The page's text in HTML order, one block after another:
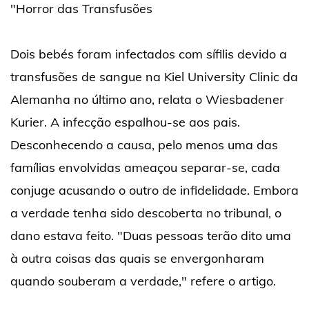
"Horror das Transfusões
Dois bebés foram infectados com sífilis devido a
transfusões de sangue na Kiel University Clinic da
Alemanha no último ano, relata o Wiesbadener
Kurier. A infecção espalhou-se aos pais.
Desconhecendo a causa, pelo menos uma das
famílias envolvidas ameaçou separar-se, cada
conjuge acusando o outro de infidelidade. Embora
a verdade tenha sido descoberta no tribunal, o
dano estava feito. "Duas pessoas terão dito uma
à outra coisas das quais se envergonharam
quando souberam a verdade," refere o artigo.